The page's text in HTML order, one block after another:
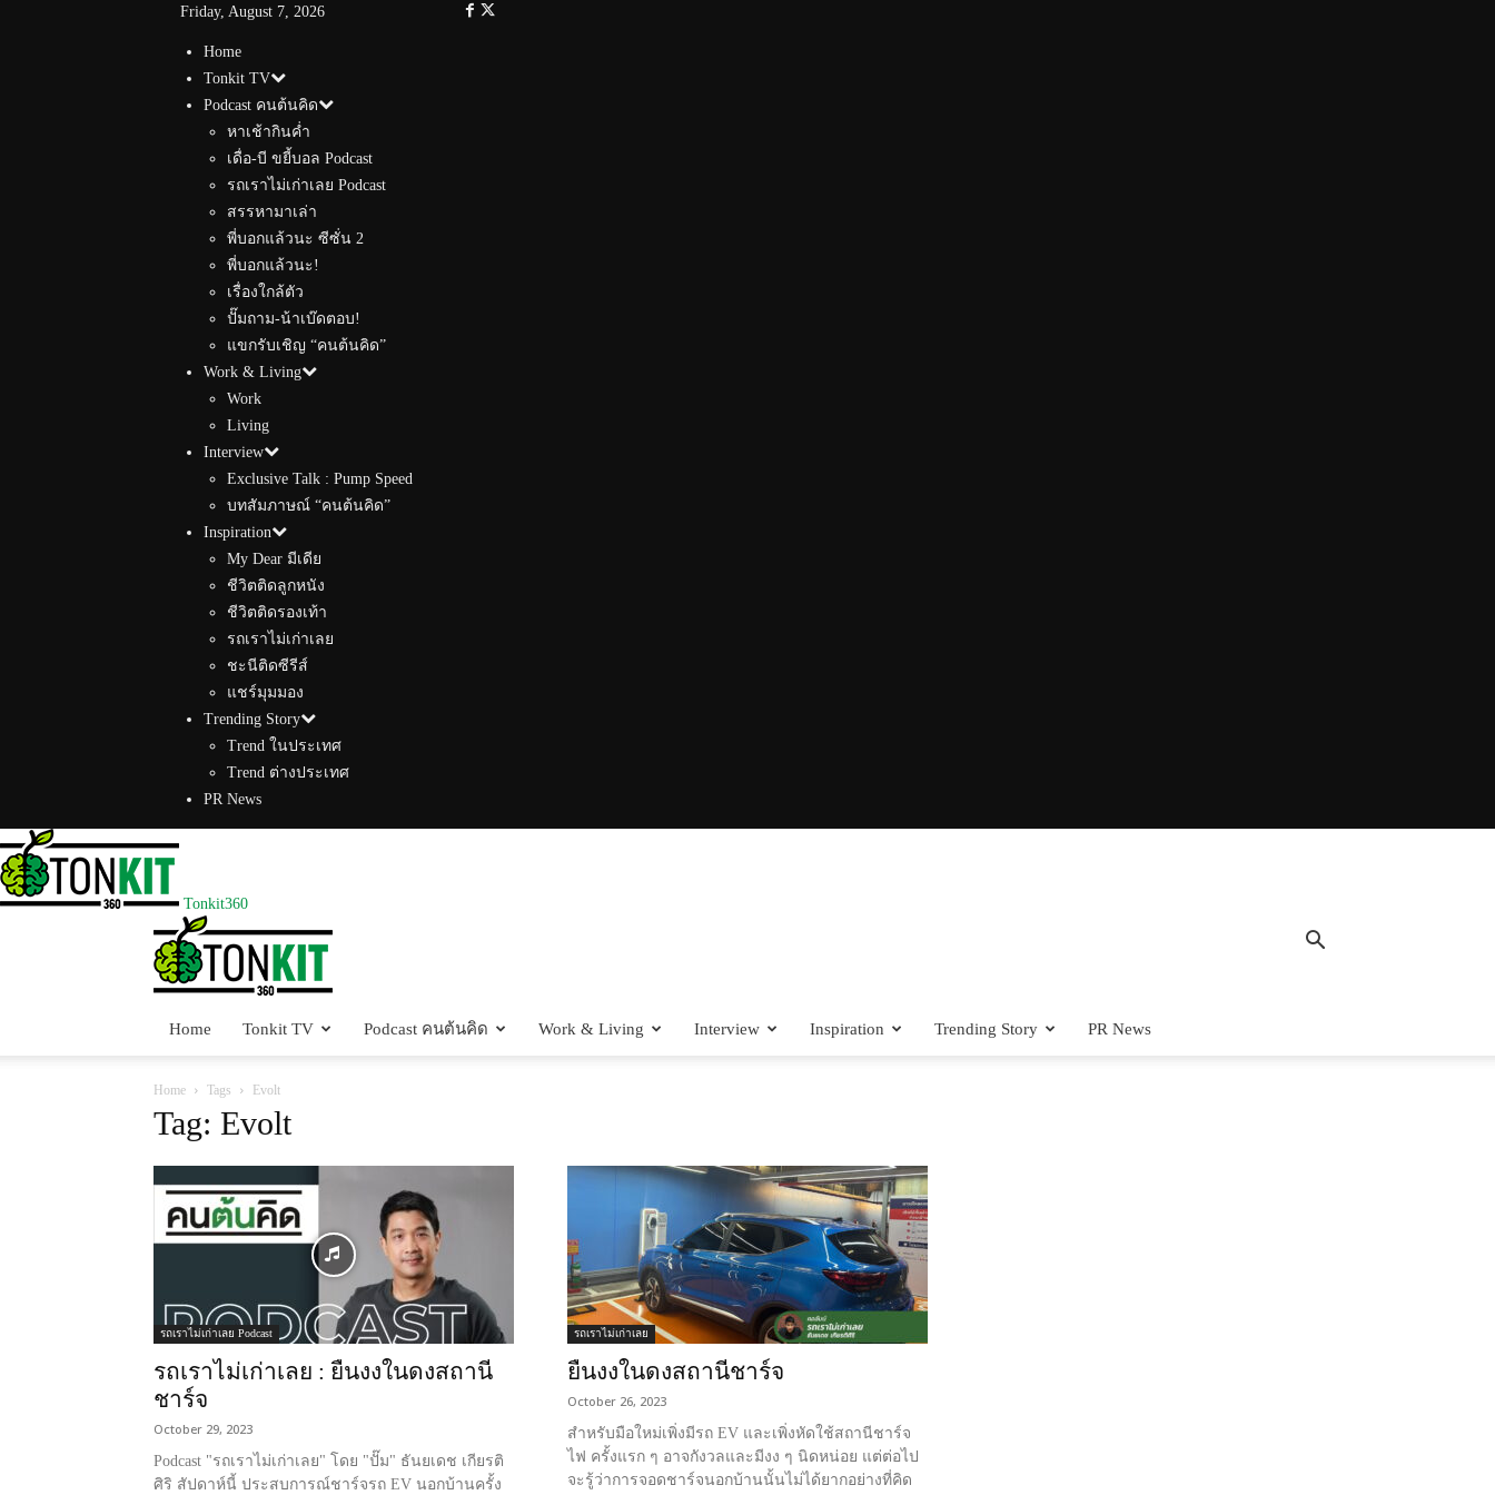
Friday, August 7, 2026
Home
Tonkit TV
Podcast คนต้นคิด
หาเช้ากินค่ำ
เดื่อ-บี ขยี้บอล Podcast
รถเราไม่เก่าเลย Podcast
สรรหามาเล่า
พี่บอกแล้วนะ ซีซั่น 2
พี่บอกแล้วนะ!
เรื่องใกล้ตัว
ปั๊มถาม-น้าเบ๊ดตอบ!
แขกรับเชิญ “คนต้นคิด”
Work & Living
Work
Living
Interview
Exclusive Talk : Pump Speed
บทสัมภาษณ์ “คนต้นคิด”
Inspiration
My Dear มีเดีย
ชีวิตติดลูกหนัง
ชีวิตติดรองเท้า
รถเราไม่เก่าเลย
ชะนีติดซีรีส์
แชร์มุมมอง
Trending Story
Trend ในประเทศ
Trend ต่างประเทศ
PR News
Tonkit360
Home Tonkit TV Podcast คนต้นคิด Work & Living Interview Inspiration Trending Story PR News
Home Tags Evolt
Tag: Evolt
รถเราไม่เก่าเลย Podcast
รถเราไม่เก่าเลย : ยืนงงในดงสถานี
ชาร์จ
October 29, 2023
Podcast "รถเราไม่เก่าเลย" โดย "ปั๊ม" ธันยเดช เกียรติ
ศิริ สัปดาห์นี้ ประสบการณ์ชาร์จรถ EV นอกบ้านครั้ง
รถเราไม่เก่าเลย
ยืนงงในดงสถานีชาร์จ
October 26, 2023
สำหรับมือใหม่เพิ่งมีรถ EV และเพิ่งหัดใช้สถานีชาร์จ
ไฟ ครั้งแรก ๆ อาจกังวลและมีงง ๆ นิดหน่อย แต่ต่อไป
จะรู้ว่าการจอดชาร์จนอกบ้านนั้นไม่ได้ยากอย่างที่คิด